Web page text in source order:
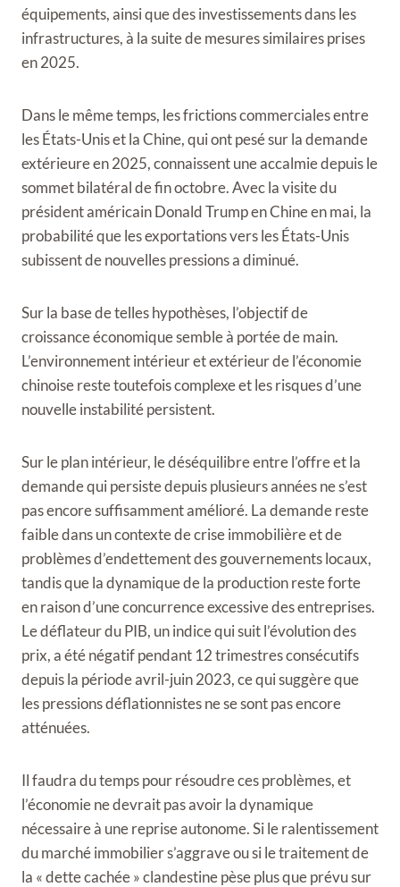
équipements, ainsi que des investissements dans les
infrastructures, à la suite de mesures similaires prises
en 2025.
Dans le même temps, les frictions commerciales entre
les États-Unis et la Chine, qui ont pesé sur la demande
extérieure en 2025, connaissent une accalmie depuis le
sommet bilatéral de fin octobre. Avec la visite du
président américain Donald Trump en Chine en mai, la
probabilité que les exportations vers les États-Unis
subissent de nouvelles pressions a diminué.
Sur la base de telles hypothèses, l’objectif de
croissance économique semble à portée de main.
L’environnement intérieur et extérieur de l’économie
chinoise reste toutefois complexe et les risques d’une
nouvelle instabilité persistent.
Sur le plan intérieur, le déséquilibre entre l’offre et la
demande qui persiste depuis plusieurs années ne s’est
pas encore suffisamment amélioré. La demande reste
faible dans un contexte de crise immobilière et de
problèmes d’endettement des gouvernements locaux,
tandis que la dynamique de la production reste forte
en raison d’une concurrence excessive des entreprises.
Le déflateur du PIB, un indice qui suit l’évolution des
prix, a été négatif pendant 12 trimestres consécutifs
depuis la période avril-juin 2023, ce qui suggère que
les pressions déflationnistes ne se sont pas encore
atténuées.
Il faudra du temps pour résoudre ces problèmes, et
l’économie ne devrait pas avoir la dynamique
nécessaire à une reprise autonome. Si le ralentissement
du marché immobilier s’aggrave ou si le traitement de
la « dette cachée » clandestine pèse plus que prévu sur